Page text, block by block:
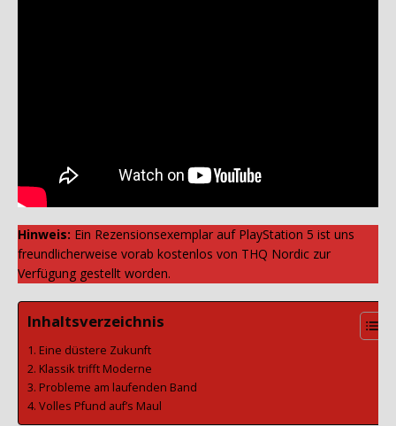
Hinweis: Ein Rezensionsexemplar auf PlayStation 5 ist uns
freundlicherweise vorab kostenlos von THQ Nordic zur
Verfügung gestellt worden.
Inhaltsverzeichnis
Eine düstere Zukunft
Klassik trifft Moderne
Probleme am laufenden Band
Volles Pfund auf’s Maul